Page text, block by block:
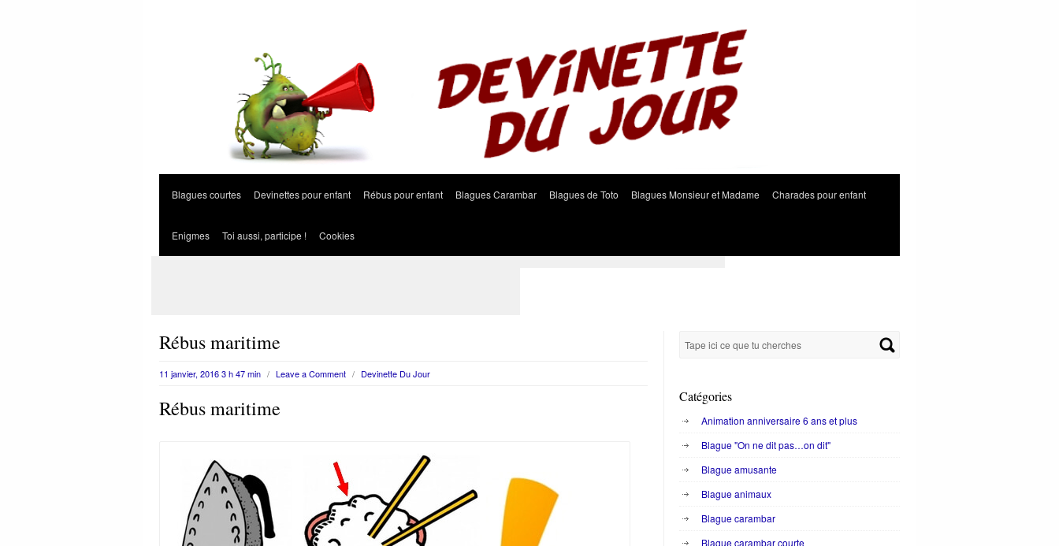
Blagues courtes Devinettes pour enfant Rébus pour enfant Blagues Carambar Blagues de Toto Blagues Monsieur et Madame Charades pour enfant
Enigmes Toi aussi, participe ! Cookies
Rébus maritime
11 janvier, 2016 3 h 47 min / Leave a Comment / Devinette Du Jour
Rébus maritime Catégories
Animation anniversaire 6 ans et plus
Blague "On ne dit pas…on dit"
Blague amusante
Blague animaux
Blague carambar
Blague carambar courte